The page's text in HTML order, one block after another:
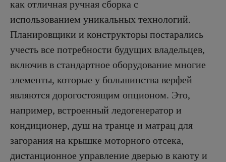
как отличная ручная сборка с
использованием уникальных технологий.
Планировщики и конструкторы постарались
учесть все потребности будущих владельцев,
включив в стандартное оборудование многие
элементы, которые у большинства верфей
являются дорогостоящим опционом. Это,
например, встроенный ледогенератор и
кондиционер, душ на транце и матрац для
загорания на крышке моторного отсека,
дистанционное управление дверью в каюту и